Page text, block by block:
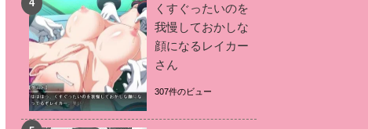
くすぐったいのを
我慢しておかしな
顔になるレイカー
さん
307件のビュー